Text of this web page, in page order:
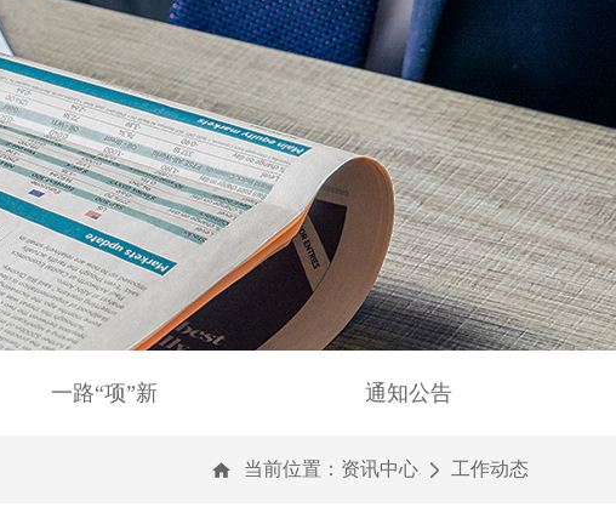
精彩60秒
线上申办
一路“项”新 通知公告
当前位置： 资讯中心 工作动态